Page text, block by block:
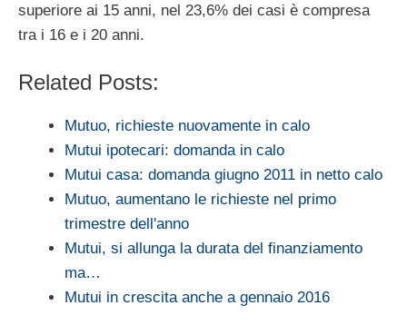
superiore ai 15 anni, nel 23,6% dei casi è compresa
tra i 16 e i 20 anni.
Related Posts:
Mutuo, richieste nuovamente in calo
Mutui ipotecari: domanda in calo
Mutui casa: domanda giugno 2011 in netto calo
Mutuo, aumentano le richieste nel primo
trimestre dell'anno
Mutui, si allunga la durata del finanziamento
ma…
Mutui in crescita anche a gennaio 2016